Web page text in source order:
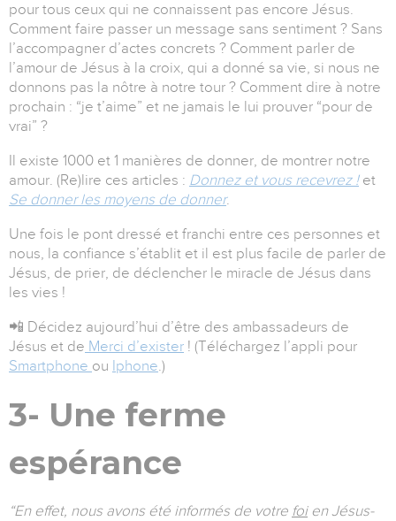
pour tous ceux qui ne connaissent pas encore Jésus.
Comment faire passer un message sans sentiment ? Sans
l’accompagner d’actes concrets ? Comment parler de
l’amour de Jésus à la croix, qui a donné sa vie, si nous ne
donnons pas la nôtre à notre tour ? Comment dire à notre
prochain : “je t’aime” et ne jamais le lui prouver “pour de
vrai” ?
Il existe 1000 et 1 manières de donner, de montrer notre
amour. (Re)lire ces articles : Donnez et vous recevrez !et
Se donner les moyens de donner.
Une fois le pont dressé et franchi entre ces personnes et
nous, la confiance s’établit et il est plus facile de parler de
Jésus, de prier, de déclencher le miracle de Jésus dans
les vies !
📲 Décidez aujourd’hui d’être des ambassadeurs de
Jésus et de Merci d’exister ! (Téléchargez l’appli pour
Smartphone ou Iphone.)
3- Une ferme
espérance
“En effet, nous avons été informés de votre foien Jésus-